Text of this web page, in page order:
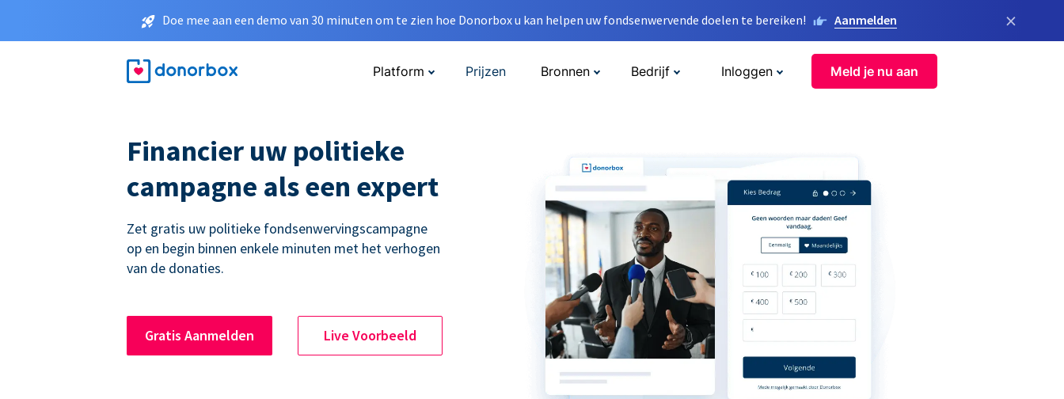
Doe mee aan een demo van 30 minuten om te zien hoe Donorbox u kan helpen uw fondsenwervende doelen te bereiken! Aanmelden ×
Platform Prijzen Bronnen Bedrijf Inloggen Meld je nu aan
Financier uw politieke
campagne als een expert
Zet gratis uw politieke fondsenwervingscampagne
op en begin binnen enkele minuten met het verhogen
van de donaties.
Gratis Aanmelden Live Voorbeeld